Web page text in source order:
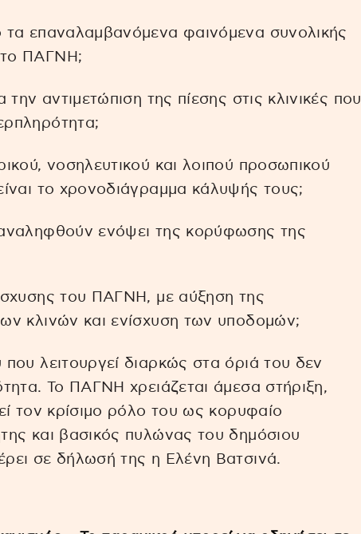
τα επαναλαμβανόμενα φαινόμενα συνολικής
ΠΑΓΝΗ;
την αντιμετώπιση της πίεσης στις κλινικές που
νοσηλευτικού και λοιπού προσωπικού
το χρονοδιάγραμμα κάλυψής τους;
ενόψει της κορύφωσης της
του ΠΑΓΝΗ, με αύξηση της
κλινών και ενίσχυση των υποδομών;
λειτουργεί διαρκώς στα όριά του δεν
Το ΠΑΓΝΗ χρειάζεται άμεσα στήριξη,
τον κρίσιμο ρόλο του ως κορυφαίο
και βασικός πυλώνας του δημόσιου
σε δήλωσή της η Ελένη Βατσινά.